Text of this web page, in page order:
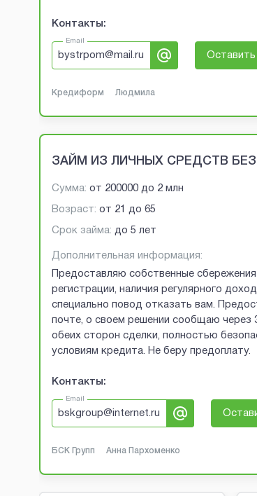
Контакты:
Email
bystrpom@mail.ru Оставить
Кредиформ Людмила
ЗАЙМ ИЗ ЛИЧНЫХ СРЕДСТВ БЕЗ
Сумма: от 200000 до 2 млн
Возраст: от 21 до 65
Срок займа: до 5 лет
Дополнительная информация:
Предоставляю собственные
регистрации, наличия регулярного
специально повод отказать вам.
почте, о своем решении сообщаю через
обеих сторон сделки, полностью
условиям кредита. Не беру предоплату.
Контакты:
Email
bskgroup@internet.ru
БСК Групп Анна Пархоменко